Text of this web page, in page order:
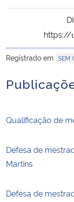
Gabinete de Segurança
https://
Registrado em SEM
Qualificação de
Defesa de
Martins
Defesa de